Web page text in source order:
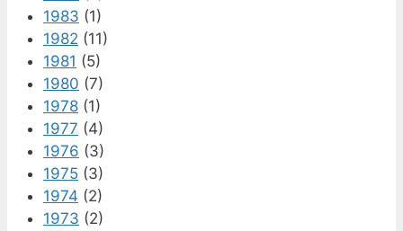
1983 (1)
1982 (11)
1981 (5)
1980 (7)
1978 (1)
1977 (4)
1976 (3)
1975 (3)
1974 (2)
1973 (2)